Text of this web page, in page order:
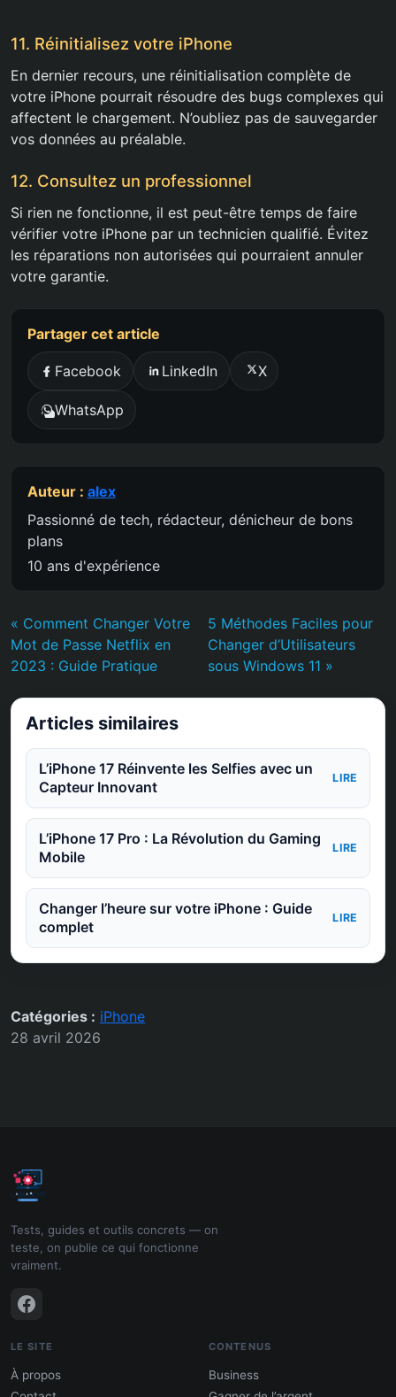
11. Réinitialisez votre iPhone
En dernier recours, une réinitialisation complète de
votre iPhone pourrait résoudre des bugs complexes qui
affectent le chargement. N’oubliez pas de sauvegarder
vos données au préalable.
12. Consultez un professionnel
Si rien ne fonctionne, il est peut-être temps de faire
vérifier votre iPhone par un technicien qualifié. Évitez
les réparations non autorisées qui pourraient annuler
votre garantie.
Partager cet article
Facebook LinkedIn X
WhatsApp
Auteur : alex
Passionné de tech, rédacteur, dénicheur de bons
plans
10 ans d'expérience
« Comment Changer Votre
Mot de Passe Netflix en
2023 : Guide Pratique
5 Méthodes Faciles pour
Changer d’Utilisateurs
sous Windows 11 »
Articles similaires
L’iPhone 17 Réinvente les Selfies avec un
Capteur Innovant
LIRE
L’iPhone 17 Pro : La Révolution du Gaming
Mobile
LIRE
Changer l’heure sur votre iPhone : Guide
complet
LIRE
Catégories : iPhone
28 avril 2026
Tests, guides et outils concrets — on
teste, on publie ce qui fonctionne
vraiment.
LE SITE
À propos
CONTENUS
Business